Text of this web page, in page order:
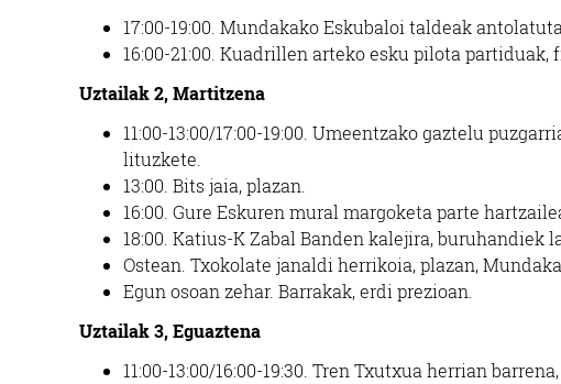
17:00-19:00. Mundakako Eskubaloi taldeak
16:00-21:00. Kuadrillen arteko esku pilota partiduak,
Uztailak 2, Martitzena
11:00-13:00/17:00-19:00. Umeentzako gaztelu
lituzkete.
13:00. Bits jaia, plazan.
16:00. Gure Eskuren mural margoketa parte
18:00. Katius-K Zabal Banden kalejira, buruhandiek
Ostean. Txokolate janaldi herrikoia, plazan,
Egun osoan zehar. Barrakak, erdi prezioan.
Uztailak 3, Eguaztena
11:00-13:00/16:00-19:30. Tren Txutxua herrian